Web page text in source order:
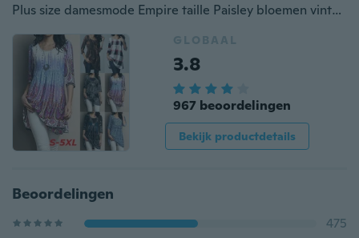
Plus size damesmode Empire taille Paisley bloemen vintage gedrukte 3/4 mouw uitlopende tuniek tops S-5XL
GLOBAAL
3.8
967 beoordelingen
Bekijk productdetails
Beoordelingen
475